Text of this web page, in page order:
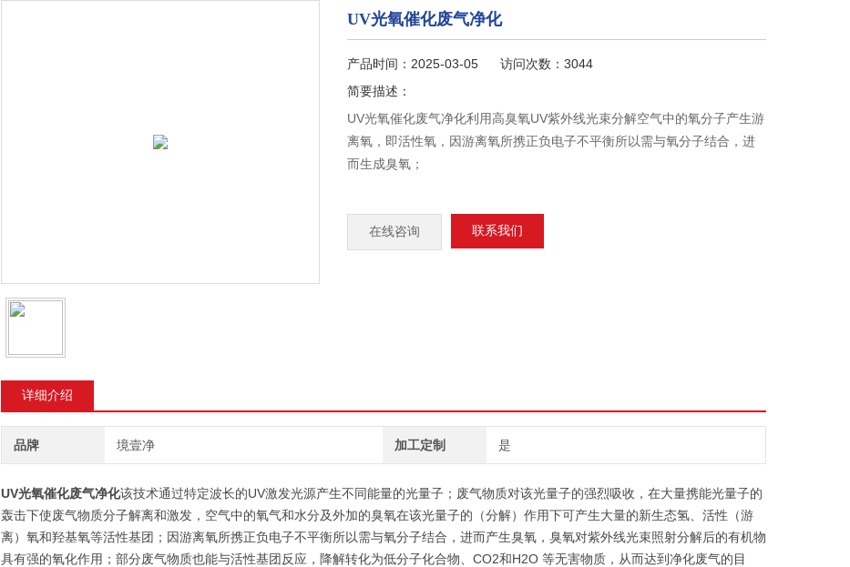
UV光氧催化废气净化
产品时间：2025-03-05 访问次数：3044
简要描述：
UV光氧催化废气净化利用高臭氧UV紫外线光束分解空气中的氧分子产生游
离氧，即活性氧，因游离氧所携正负电子不平衡所以需与氧分子结合，进
而生成臭氧；
在线咨询 联系我们
详细介绍
品牌 境壹净 加工定制 是
UV光氧催化废气净化该技术通过特定波长的UV激发光源产生不同能量的光量子；废气物质对该光量子的强烈吸收，在大量携能光量子的
轰击下使废气物质分子解离和激发，空气中的氧气和水分及外加的臭氧在该光量子的（分解）作用下可产生大量的新生态氢、活性（游
离）氧和羟基氧等活性基团；因游离氧所携正负电子不平衡所以需与氧分子结合，进而产生臭氧，臭氧对紫外线光束照射分解后的有机物
具有强的氧化作用；部分废气物质也能与活性基团反应，降解转化为低分子化合物、CO2和H2O 等无害物质，从而达到净化废气的目